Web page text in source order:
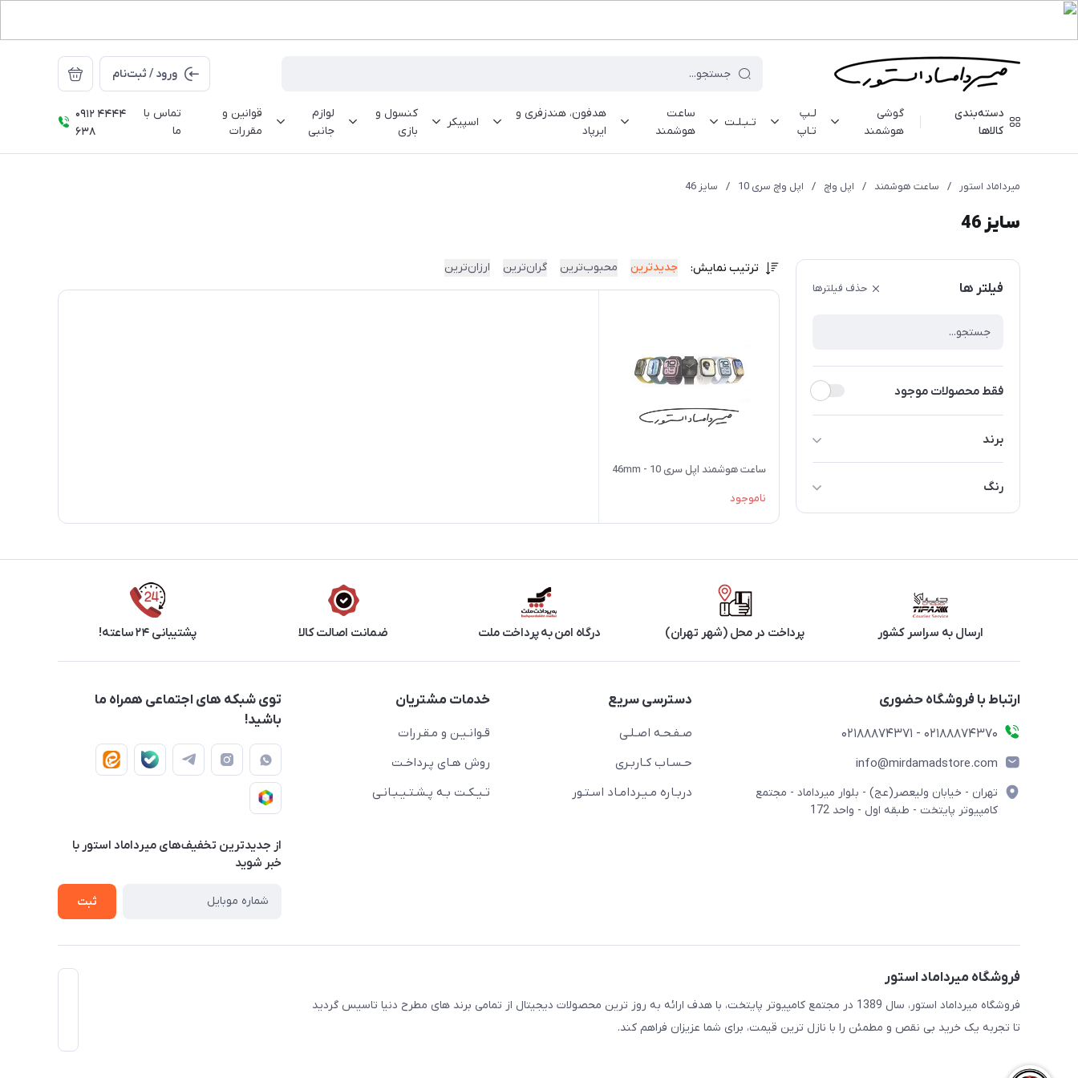
ورود / ثبت‌نام
دسته‌بندی
کالاها
گوشی
هوشمند
لـپ
تـاپ
تـبـلـت
ساعت
هوشمند
هدفون، هندزفری و
ایرپاد
اسپیکر
کنسول و
بازی
لوازم
جانبی
قوانین و
مقررات
تماس با
ما
0912 4444
638
میرداماد استور / ساعت هوشمند / اپل واچ / اپل واچ سری 10 / سایز 46
سایز 46
فیلتر ها حذف فیلترها
فقط محصولات موجود
برند
رنگ
آبی
ترتیب نمایش: جدیدترین محبوب‌ترین گران‌ترین ارزان‌ترین
ساعت هوشمند اپل سری 10 - 46mm
ناموجود
ارسال به سراسر کشور پرداخت در محل (شهر تهران) درگاه امن به پرداخت ملت ضمانت اصالت کالا پشتیبانی ۲۴ ساعته!
ارتباط با فروشگاه حضوری
02188874370 - 02188874371
info@mirdamadstore.com
تهران - خیابان ولیعصر(عج) - بلوار میرداماد - مجتمع
کامپیوتر پایتخت - طبقه اول - واحد 172
دسترسی سریع
صـفـحـه اصـلـی
حـسـاب کـاربـری
دربـاره مـیـردامـاد اسـتـور
خدمات مشتریان
قـوانـیـن و مـقـررات
روش هـای پـرداخـت
تـیـکـت بـه پـشـتـیـبـانـی
توی شبکه های اجتماعی همراه ما
باشید!
از جدید‌ترین تخفیف‌های میرداماد استور با‌
خبر شوید
ثبت
فروشگاه میرداماد استور
فروشگاه میرداماد استور، سال 1389 در مجتمع کامپیوتر پایتخت، با هدف ارائه به روز ترین محصولات دیجیتال از تمامی برند های مطرح دنیا تاسیس گردید
تا تجربه یک خرید بی نقص و مطمئن را با نازل ترین قیمت، برای شما عزیزان فراهم کند.